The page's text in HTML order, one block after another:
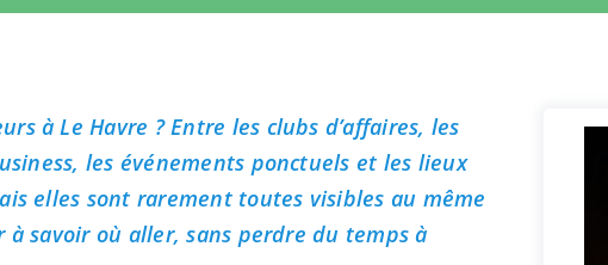
à Le Havre ? Entre les clubs d’affaires, les
les événements ponctuels et les lieux
elles sont rarement toutes visibles au même
savoir où aller, sans perdre du temps à